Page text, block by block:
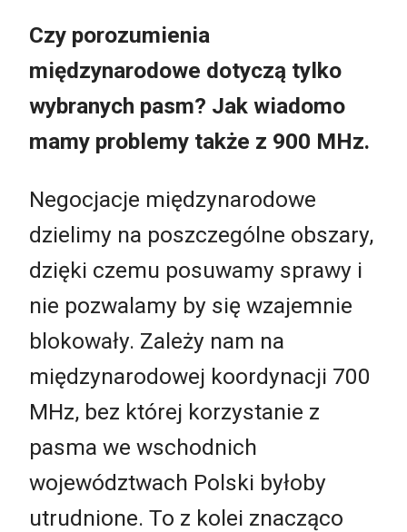
Czy porozumienia
międzynarodowe dotyczą tylko
wybranych pasm? Jak wiadomo
mamy problemy także z 900 MHz.
Negocjacje międzynarodowe
dzielimy na poszczególne obszary,
dzięki czemu posuwamy sprawy i
nie pozwalamy by się wzajemnie
blokowały. Zależy nam na
międzynarodowej koordynacji 700
MHz, bez której korzystanie z
pasma we wschodnich
województwach Polski byłoby
utrudnione. To z kolei znacząco